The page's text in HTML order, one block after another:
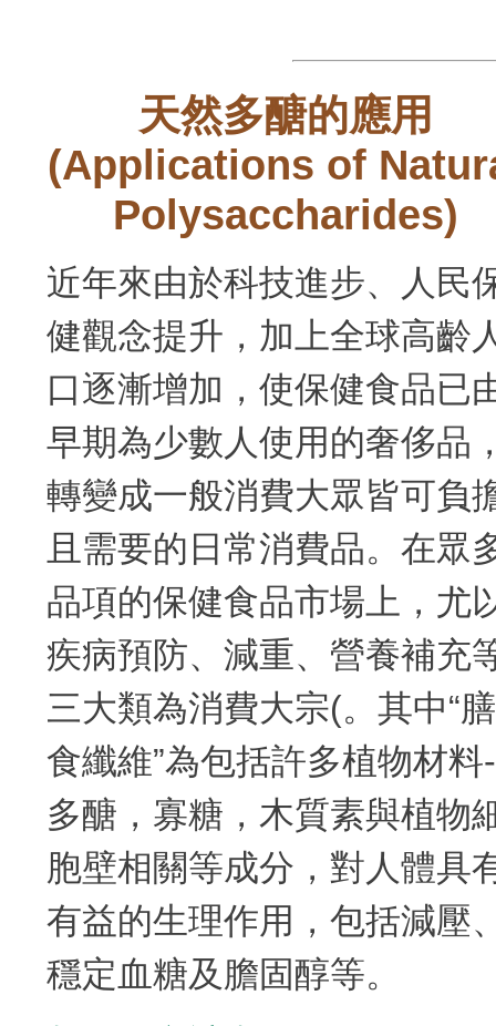
天然多醣的應用
(Applications of
Polysaccharides)
近年來由於科技進步、人民
健觀念提升，加上全球高齡
口逐漸增加，使保健食品已
早期為少數人使用的奢侈品
轉變成一般消費大眾皆可負
且需要的日常消費品。在眾
品項的保健食品市場上，尤
疾病預防、減重、營養補充
三大類為消費大宗(。其中“膳
食纖維”為包括許多植物材料-
多醣，寡糖，木質素與植物
胞壁相關等成分，對人體具
有益的生理作用，包括減壓
穩定血糖及膽固醇等。